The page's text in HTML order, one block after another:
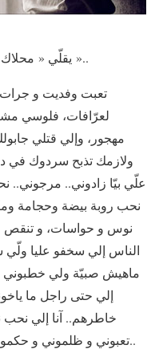
يقلّي « محلاك » ونهار يقلّي « نحب نرميك مالشبّاك »..
تعبت وفديت و جرات
لعرّافات، فلوسي
مهجور، وإلي قتلي
ولازمك تذبح سردوك في
علّي بيّا زادوني..
نحب روبة بيضة وحجامة
نوس و حواسات، و تنقص
الناس إلي سخفو عليا
ماهيش صبيّة ولي
إلي حتى راجل ما
خاطرهم.. آنا إلي
تعبوني و ظلموني و حكمو عليّا، لا قالو مكتوب ربي ولا رحموني..